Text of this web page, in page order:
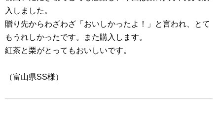
入しました。
贈り先からわざわざ「おいしかったよ！」と言われ、とて
もうれしかったです。また購入します。
紅茶と栗がとってもおいしいです。
（富山県SS様）